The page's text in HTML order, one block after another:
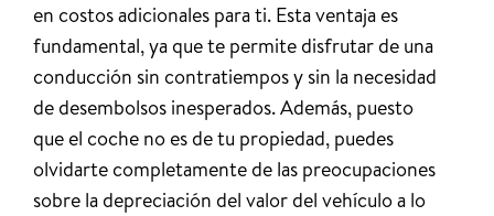
en costos adicionales para ti. Esta ventaja es
fundamental, ya que te permite disfrutar de una
conducción sin contratiempos y sin la necesidad
de desembolsos inesperados. Además, puesto
que el coche no es de tu propiedad, puedes
olvidarte completamente de las preocupaciones
sobre la depreciación del valor del vehículo a lo